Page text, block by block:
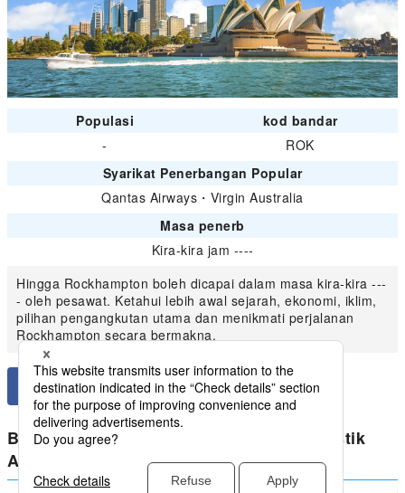
Populasi
kod bandar
-
ROK
Syarikat Penerbangan Popular
Qantas Airways ・ Virgin Australia
Masa penerb
Kira-kira jam ----
Hingga Rockhampton boleh dicapai dalam masa kira-kira ---
- oleh pesawat. Ketahui lebih awal sejarah, ekonomi, iklim,
pilihan pengangkutan utama dan menikmati perjalanan
Rockhampton secara bermakna.
Bandingkan harga terendah untuk domestik
Australia dari Rockhampton